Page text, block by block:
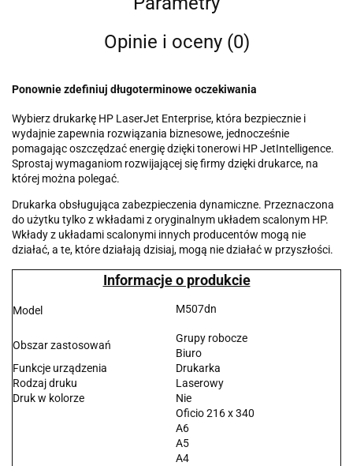
Opinie i oceny (0)
Ponownie zdefiniuj długoterminowe oczekiwania
Wybierz drukarkę HP LaserJet Enterprise, która bezpiecznie i
wydajnie zapewnia rozwiązania biznesowe, jednocześnie
pomagając oszczędzać energię dzięki tonerowi HP JetIntelligence.
Sprostaj wymaganiom rozwijającej się firmy dzięki drukarce, na
której można polegać.
Drukarka obsługująca zabezpieczenia dynamiczne. Przeznaczona
do użytku tylko z wkładami z oryginalnym układem scalonym HP.
Wkłady z układami scalonymi innych producentów mogą nie
działać, a te, które działają dzisiaj, mogą nie działać w przyszłości.
Informacje o produkcie
Model M507dn
Obszar zastosowań
Grupy robocze
Biuro
Funkcje urządzenia
Drukarka
Rodzaj druku
Laserowy
Druk w kolorze
Nie
Oficio 216 x 340
A6
A5
A4